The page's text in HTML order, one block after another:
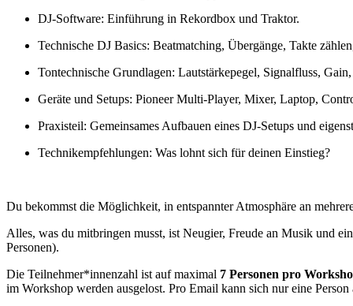
DJ-Software: Einführung in Rekordbox und Traktor.
Technische DJ Basics: Beatmatching, Übergänge, Takte
Tontechnische Grundlagen: Lautstärkepegel, Signalfluss,
Geräte und Setups: Pioneer Multi-Player, Mixer, Laptop,
Praxisteil: Gemeinsames Aufbauen eines DJ-Setups und
Technikempfehlungen: Was lohnt sich für deinen Einstieg?
Du bekommst die Möglichkeit, in entspannter Atmosphäre an
Alles, was du mitbringen musst, ist Neugier, Freude an Musik und
Personen).
Die Teilnehmer*innenzahl ist auf maximal 7 Personen pro
im Workshop werden ausgelost. Pro Email kann sich nur eine Person